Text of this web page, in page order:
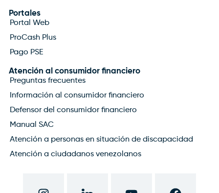
Portales
Portal Web
ProCash Plus
Pago PSE
Atención al consumidor financiero
Preguntas frecuentes
Información al consumidor financiero
Defensor del consumidor financiero
Manual SAC
Atención a personas en situación de discapacidad
Atención a ciudadanos venezolanos